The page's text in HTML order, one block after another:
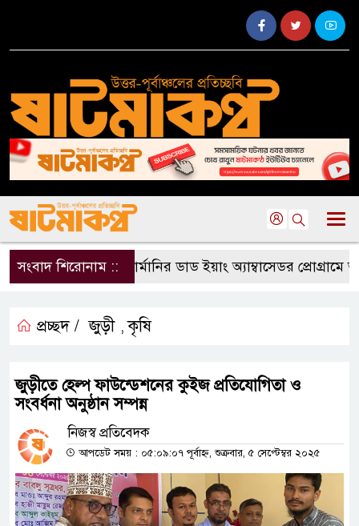
সংবাদ শিরোনাম ::জার্মানির ডাড ইয়াং অ্যাম্বাসেডর প্রোগ্রামে
প্রচ্ছদ / জুড়ী ,কৃষি
জুড়ীতে হেল্প ফাউন্ডেশনের কুইজ প্রতিযোগিতা ও
সংবর্ধনা অনুষ্ঠান সম্পন্ন
নিজস্ব প্রতিবেদক
আপডেট সময় : ০৫:০৯:০৭ পূর্বাহ্ন, শুক্রবার, ৫ সেপ্টেম্বর ২০২৫